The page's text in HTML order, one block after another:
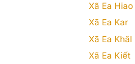
Xã Ea Hiao
Xã Ea Kar
Xã Ea Khăl
Xã Ea Kiết